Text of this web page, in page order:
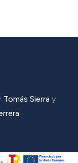
Tomás Sierra y